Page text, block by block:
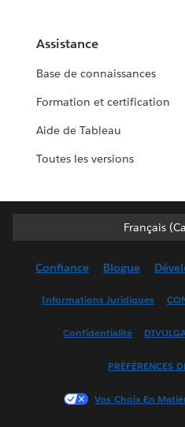
Assistance
Base de connaissances
Formation et certification
Aide de Tableau
Toutes les versions
Français
Français
Français
한국
Confiance Blogue
Informations Juridiques
Confidentialité
PRÉFÉRENCES
Vos Choix En